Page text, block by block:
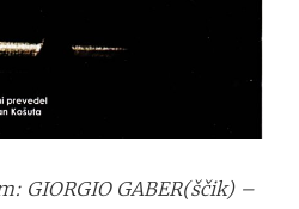
GIORGIO GABER(ščik) –